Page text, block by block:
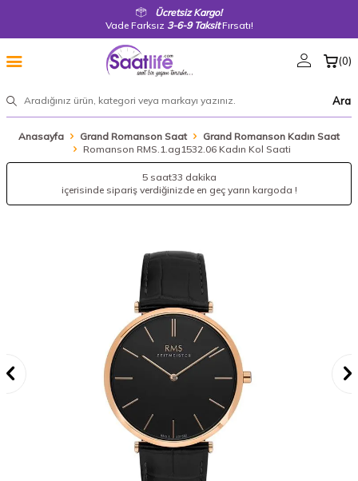
Ücretsiz Kargo!
Vade Farksız 3-6-9 TaksitFırsatı!
Ara
(0)
Anasayfa Grand Romanson Saat
Grand Romanson Kadın Saat
Romanson RMS.1.ag1532.06 Kadın Kol Saati
5 saat33 dakika
içerisinde sipariş verdiğinizde en geç yarın kargoda !